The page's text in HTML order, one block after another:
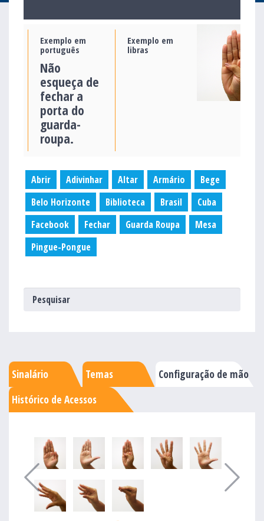
Exemplo em
português
Não
esqueça de
fechar a
porta do
guarda-
roupa.
Exemplo em
libras
Abrir Adivinhar Altar Armário
Bege
Belo Horizonte
Biblioteca Brasil
Cuba
Facebook
Fechar Guarda Roupa
Mesa
Pingue-Pongue
Sinalário Temas
Configuração de mão
Histórico de Acessos